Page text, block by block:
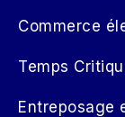
Commerce
Temps
Entreposage